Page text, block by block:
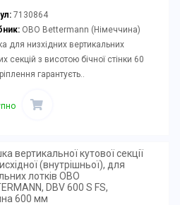
7130864
OBO Bettermann (Німеччина)
для низхідних вертикальних
секцій з висотою бічної стінки 60
гарантуєть..
вертикальної кутової секції
(внутрішньої), для
лотків OBO
DBV 600 S FS,
600 мм